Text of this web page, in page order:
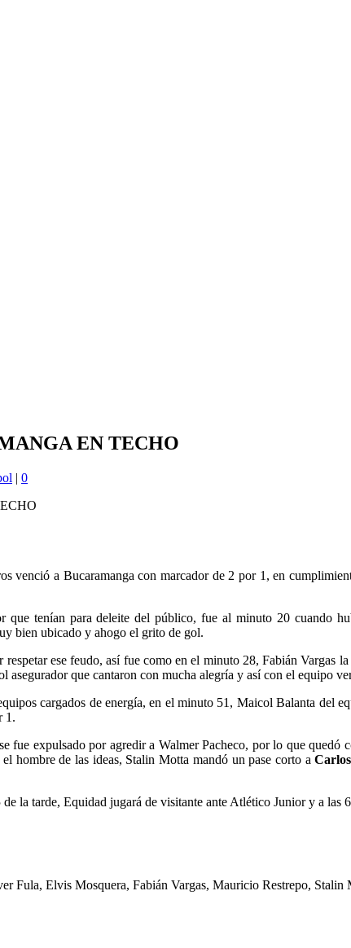
EN TECHO
| 0
venció a Bucaramanga con marcador de 2 por 1, en
que tenían para deleite del público, fue al minuto 20 cuando
bien ubicado y ahogo el grito de gol.
ese feudo, así fue como en el minuto 28, Fabián Vargas
que cantaron con mucha alegría y así con el equipo
cargados de energía, en el minuto 51, Maicol Balanta del
1.
fue expulsado por agredir a Walmer Pacheco, por lo que
hombre de las ideas, Stalin Motta mandó un pase corto a
la tarde, Equidad jugará de visitante ante Atlético Junior y a
Fula, Elvis Mosquera, Fabián Vargas, Mauricio Restrepo, Stalin